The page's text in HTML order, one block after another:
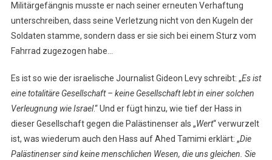
Militärgefängnis musste er nach seiner erneuten Verhaftung
unterschreiben, dass seine Verletzung nicht von den Kugeln der
Soldaten stamme, sondern dass er sie sich bei einem Sturz vom
Fahrrad zugezogen habe…
Es ist so wie der israelische Journalist Gideon Levy schreibt: „Es ist
eine totalitäre Gesellschaft – keine Gesellschaft lebt in einer solchen
Verleugnung wie Israel.“ Und er fügt hinzu, wie tief der Hass in
dieser Gesellschaft gegen die Palästinenser als „Wert“ verwurzelt
ist, was wiederum auch den Hass auf Ahed Tamimi erklärt: „Die
Palästinenser sind keine menschlichen Wesen, die uns gleichen. Sie